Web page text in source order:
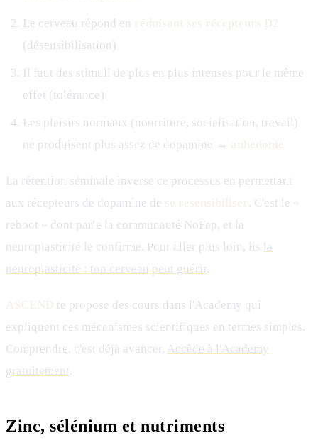
Le cerveau répond en
(désensibilisation)
Il faut des stimuli de plus en plus intenses pour le même
effet (tolérance)
Les plaisirs normaux (nourriture, socialisation, travail)
ne produisent plus assez de dopamine →
La rétention séminale inverse ce processus en permettant
aux récepteurs de dopamine de
. C'est le «
reboot » dont parle la communauté NoFap, et la
neuroplasticité le confirme. Pour aller plus loin, lis la
neuroplasticité : ton cerveau peut guérir .
te propose des cours dans l'Academy qui
expliquent ces mécanismes scientifiques en termes simples.
Comprendre, c'est déjà avancer. Accède à l'Academy
gratuitement.
Zinc, sélénium et nutriments